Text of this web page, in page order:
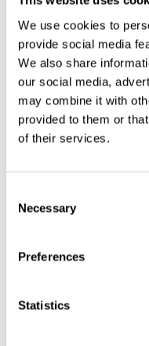
We use cookies to
provide social media
We also share
our social media,
may combine it with
provided to them or
of their services.
Selection
Necessary
Preferences
Statistics
ekoasuminen